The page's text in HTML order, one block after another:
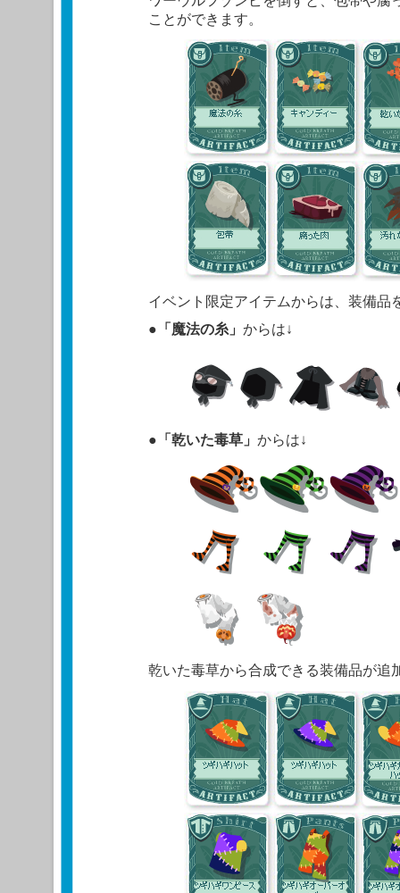
ことができます。
イベント限定アイテムからは、装備品
● 「魔法の糸」 からは↓
● 「乾いた毒草」 からは↓
乾いた毒草から合成できる装備品が追